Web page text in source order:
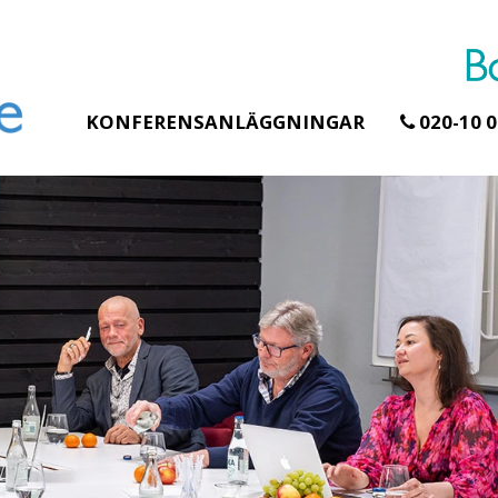
KONFERENSANLÄGGNINGAR 020-10
Erbjudande från Åhus Seaside
SPA & Konferens
Åhus Seaside Take
Over erbjudande
Ta över ett helt hotell. På
stranden i Åhus. För grupper
erbjuder vi en full abonnering
av Åhus Seaside SPA &
Konferens. Under er vistelse är
hela hotellet ert ...
Erbjudande från
Hela
teamet –
skogen ingår
Samla teamet för
konferensdagar med
övernattning i
skogsmiljö, endast
minuter från
bokar vårt